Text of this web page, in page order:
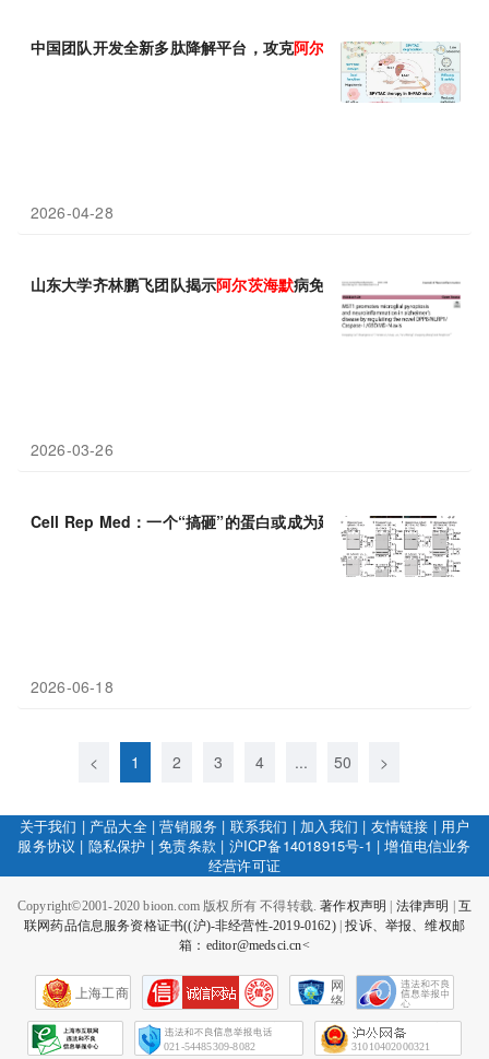
中国团队开发全新多肽降解平台，攻克阿尔 海默病治疗核心痛点
2026-04-28
山东大学齐林鹏飞团队揭示阿尔茨海默病免疫炎症调控新机制
2026-03-26
Cell Rep Med：一个“搞砸”的蛋白或成为延缓阿尔茨海默病的新
2026-06-18
< 1 2 3 4 ... 50 >
关于我们 | 产品大全|营销服务 | 联系我们 | 加入我们 | 友情链接 | 用户
服务协议 | 隐私保护 |免责条款 | 沪ICP备14018915号-1 |增值电信业务
经营许可证
Copyright©2001-2020 bioon.com 版权所有 不得转载.著作权声明 法律声明
互
联网药品信息服务资格证书((沪)-非经营性-2019-0162)|投诉、举报、维权邮
箱：editor@medsci.cn<
上海工商
网
络
会
征
021-54485309-8082 31010402000321